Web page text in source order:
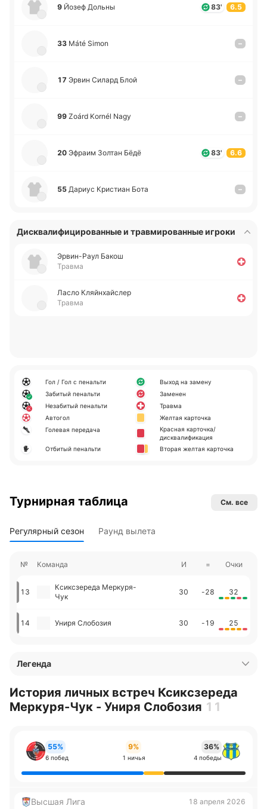
9 Йозеф Дольны 83' 6.5
33 Máté Simon –
17 Эрвин Силард Блой –
99 Zoárd Kornél Nagy –
20 Эфраим Золтан Бёдё 83' 6.6
55 Дариус Кри­стиан Бота –
Дисквалифицированные и травмированные игроки
Эрви­н-Раул Бакош
Травма
Ласло Кляй­нхай­слер
Травма
Гол / Гол с пенальти
Забитый пенальти
Незабитый пенальти
Автогол
Голевая передача
Отбитый пенальти
Выход на замену
Заменен
Травма
Желтая карточка
Красная карточка/
дисквалификация
Вторая желтая карточка
Турнирная таблица См. все
Регулярный сезон Раунд вылета
№ Команда И = Очки
13
Ксиксзереда Меркуря-
Чук
30 -28 32
14 Униря Слобозия 30 -19 25
Легенда
История личных встреч Ксиксзереда
Меркуря-Чук - Униря Слобозия 11
55%
6 побед
9%
1 ничья
36%
4 победы
Высшая Лига 18 апреля 2026